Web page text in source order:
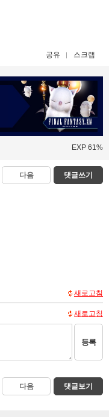
공유 스크랩
EXP 61%
다음 댓글쓰기
새로고침
새로고침
등록
다음 댓글보기